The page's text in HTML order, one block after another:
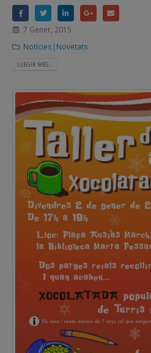
7 Gener, 2015
Notícies|Novetats
LLEGIR MÉS...